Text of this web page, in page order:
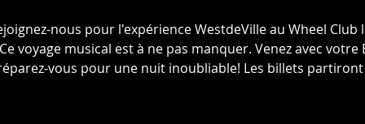
nous pour l'expérience WestdeVille au Wheel
voyage musical est à ne pas manquer. Venez avec votre
vous pour une nuit inoubliable! Les billets